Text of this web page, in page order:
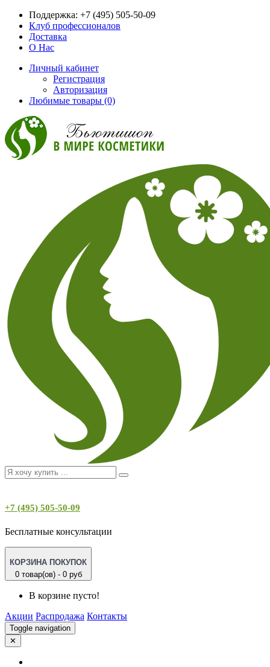
Поддержка: +7 (495) 505-50-09
Клуб профессионалов
Доставка
О Нас
Личный кабинет
Регистрация
Авторизация
Любимые товары (0)
+7 (495) 505-50-09
Бесплатные консультации
КОРЗИНА ПОКУПОК
0 товар(ов) - 0 руб
В корзине пусто!
Акции Распродажа Контакты
Toggle navigation
✕